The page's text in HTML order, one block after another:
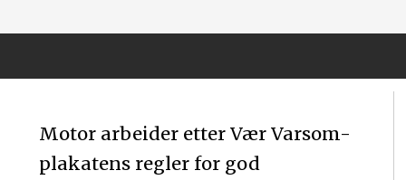
Motor arbeider etter Vær Varsom-
plakatens regler for god